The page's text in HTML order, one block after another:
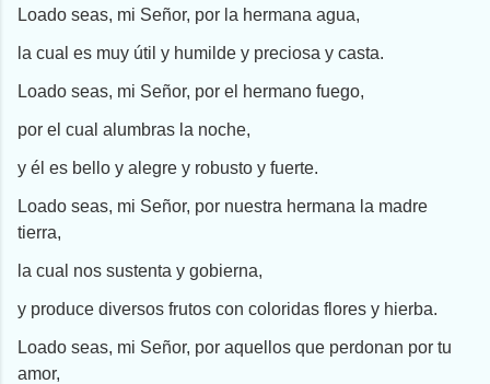
Loado seas, mi Señor, por la hermana agua,
la cual es muy útil y humilde y preciosa y casta.
Loado seas, mi Señor, por el hermano fuego,
por el cual alumbras la noche,
y él es bello y alegre y robusto y fuerte.
Loado seas, mi Señor, por nuestra hermana la madre
tierra,
la cual nos sustenta y gobierna,
y produce diversos frutos con coloridas flores y hierba.
Loado seas, mi Señor, por aquellos que perdonan por tu
amor,